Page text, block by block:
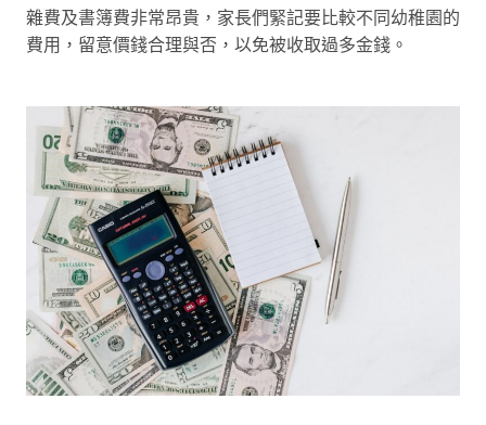
雜費及書簿費非常昂貴，家長們緊記要比較不同幼稚園的
費用，留意價錢合理與否，以免被收取過多金錢。